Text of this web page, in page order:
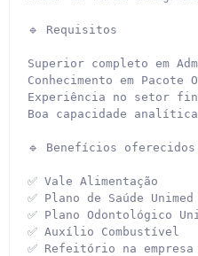
🔹 Requisitos
Superior completo em
Conhecimento em Pacote
Experiência no setor
Boa capacidade
🔹 Benefícios oferecidos
✅ Vale Alimentação
✅ Plano de Saúde Unimed
✅ Plano Odontológico
✅ Auxílio Combustível
✅ Refeitório na